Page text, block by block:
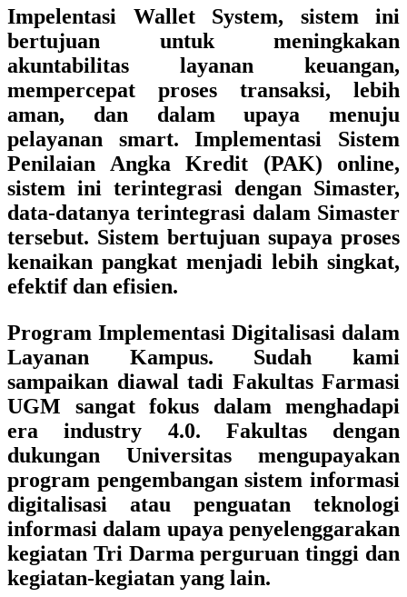
Impelentasi Wallet System, sistem ini
bertujuan untuk meningkakan
akuntabilitas layanan keuangan,
mempercepat proses transaksi, lebih
aman, dan dalam upaya menuju
pelayanan smart. Implementasi Sistem
Penilaian Angka Kredit (PAK) online,
sistem ini terintegrasi dengan Simaster,
data-datanya terintegrasi dalam Simaster
tersebut. Sistem bertujuan supaya proses
kenaikan pangkat menjadi lebih singkat,
efektif dan efisien.
Program Implementasi Digitalisasi dalam
Layanan Kampus. Sudah kami
sampaikan diawal tadi Fakultas Farmasi
UGM sangat fokus dalam menghadapi
era industry 4.0. Fakultas dengan
dukungan Universitas mengupayakan
program pengembangan sistem informasi
digitalisasi atau penguatan teknologi
informasi dalam upaya penyelenggarakan
kegiatan Tri Darma perguruan tinggi dan
kegiatan-kegiatan yang lain.